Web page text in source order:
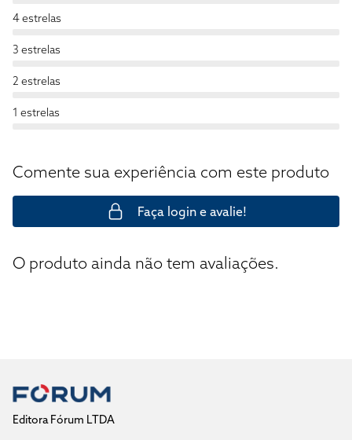
4 estrelas
3 estrelas
2 estrelas
1 estrelas
Comente sua experiência com este produto
Faça login e avalie!
O produto ainda não tem avaliações.
Editora Fórum LTDA